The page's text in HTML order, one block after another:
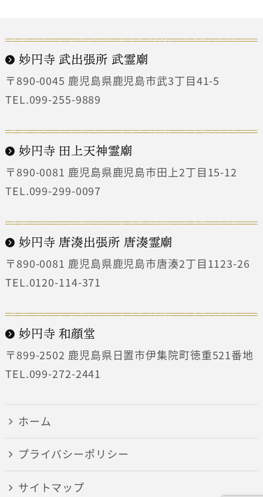
妙円寺 武出張所 武霊廟
〒890-0045 鹿児島県鹿児島市武3丁目41-5
TEL.099-255-9889
妙円寺 田上天神霊廟
〒890-0081 鹿児島県鹿児島市田上2丁目15-12
TEL.099-299-0097
妙円寺 唐湊出張所 唐湊霊廟
〒890-0081 鹿児島県鹿児島市唐湊2丁目1123-26
TEL.0120-114-371
妙円寺 和顔堂
〒899-2502 鹿児島県日置市伊集院町徳重521番地
TEL.099-272-2441
ホーム
プライバシーポリシー
サイトマップ